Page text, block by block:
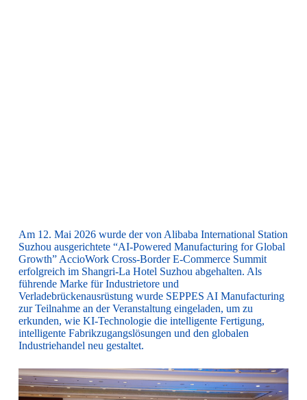
Am 12. Mai 2026 wurde der von Alibaba International Station
Suzhou ausgerichtete “AI-Powered Manufacturing for Global
Growth” AccioWork Cross-Border E-Commerce Summit
erfolgreich im Shangri-La Hotel Suzhou abgehalten. Als
führende Marke für Industrietore und
Verladebrückenausrüstung wurde SEPPES AI Manufacturing
zur Teilnahme an der Veranstaltung eingeladen, um zu
erkunden, wie KI-Technologie die intelligente Fertigung,
intelligente Fabrikzugangslösungen und den globalen
Industriehandel neu gestaltet.